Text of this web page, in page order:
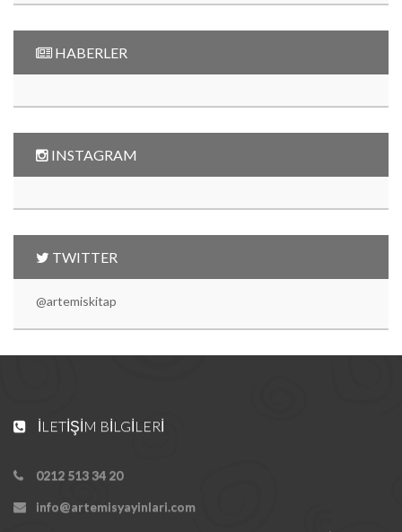
HABERLER
INSTAGRAM
TWITTER
@artemiskitap
İLETIŞIM BILGILERI
0212 513 34 20
info@artemisyayinlari.com